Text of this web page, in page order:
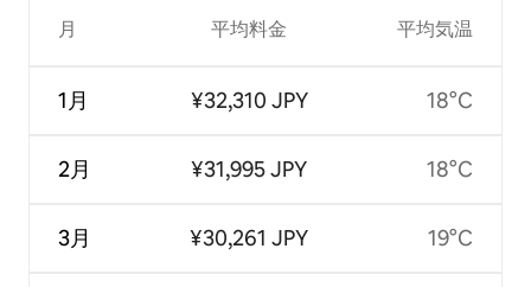
月
1月
2月
3月
平均料金
¥32,310 JPY
¥31,995 JPY
¥30,261 JPY
平均気温
18°C
18°C
19°C